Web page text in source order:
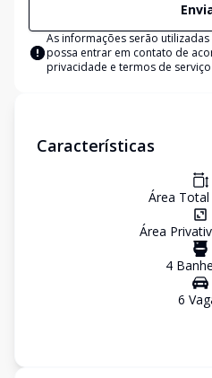
As informações serão
possa entrar em contato de
privacidade e termos de serviço
Características
Área Total
Área
4
6